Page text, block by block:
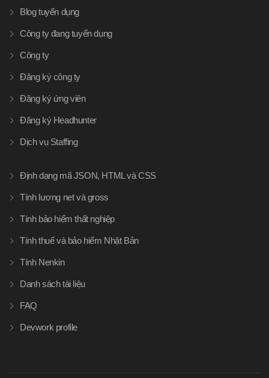
Blog tuyển dụng
Công ty đang tuyển dụng
Công ty
Đăng ký công ty
Đăng ký ứng viên
Đăng ký Headhunter
Dịch vụ Staffing
Định dạng mã JSON, HTML và CSS
Tính lương net và gross
Tính bảo hiểm thất nghiệp
Tính thuế và bảo hiểm Nhật Bản
Tính Nenkin
Danh sách tài liệu
FAQ
Devwork profile